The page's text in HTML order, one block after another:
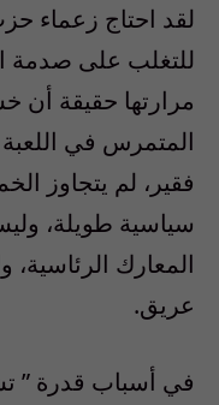
لقد احتاج زعماء
للتغلب على صدمة
مرارتها حقيقة
المتمرس في
فقير، لم يتجاوز
سياسية طويلة،
المعارك
عريق.
في أسباب قدرة ”